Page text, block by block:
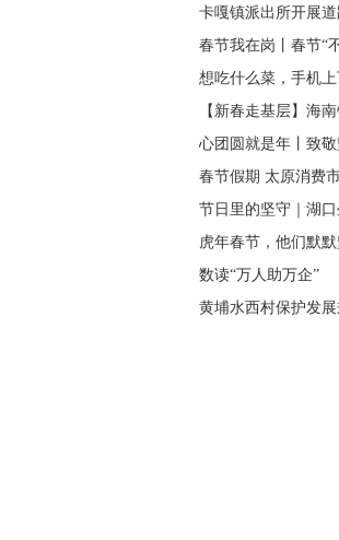
卡嘎镇派出所开展
春节我在岗丨春节“
想吃什么菜，手机
【新春走基层】海
心团圆就是年丨致
春节假期 太原消费
节日里的坚守｜湖
虎年春节，他们默默
数读“万人助万企”
黄埔水西村保护发